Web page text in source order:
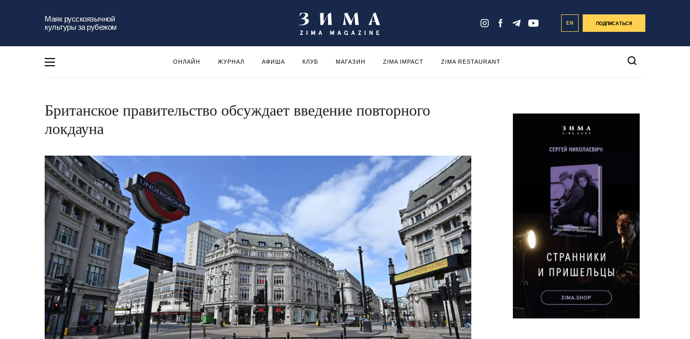
Маяк русскоязычной
культуры за рубежом
EN ПОДПИСАТЬСЯ
ОНЛАЙН ЖУРНАЛ АФИША КЛУБ МАГАЗИН ZIMA IMPACT ZIMA RESTAURANT
Британское правительство обсуждает введение повторного
локдауна